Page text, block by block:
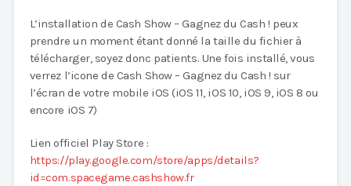
L’installation de Cash Show – Gagnez du Cash ! peux
prendre un moment étant donné la taille du fichier à
télécharger, soyez donc patients. Une fois installé, vous
verrez l’icone de Cash Show – Gagnez du Cash ! sur
l’écran de votre mobile iOS (iOS 11, iOS 10, iOS 9, iOS 8 ou
encore iOS 7)
Lien officiel Play Store :
https://play.google.com/store/apps/details?
id=com.spacegame.cashshow.fr